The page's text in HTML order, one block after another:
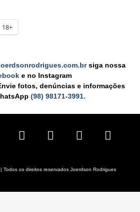
18+
siga nossa
e no Instagram
fotos, denúncias e informações
(98) 98171-3991.
Todos os direitos reservados Joerdson Rodrigues